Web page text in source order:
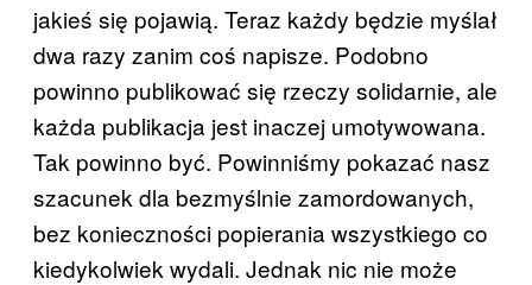
jakieś się pojawią. Teraz każdy będzie myślał
dwa razy zanim coś napisze. Podobno
powinno publikować się rzeczy solidarnie, ale
każda publikacja jest inaczej umotywowana.
Tak powinno być. Powinniśmy pokazać nasz
szacunek dla bezmyślnie zamordowanych,
bez konieczności popierania wszystkiego co
kiedykolwiek wydali. Jednak nic nie może